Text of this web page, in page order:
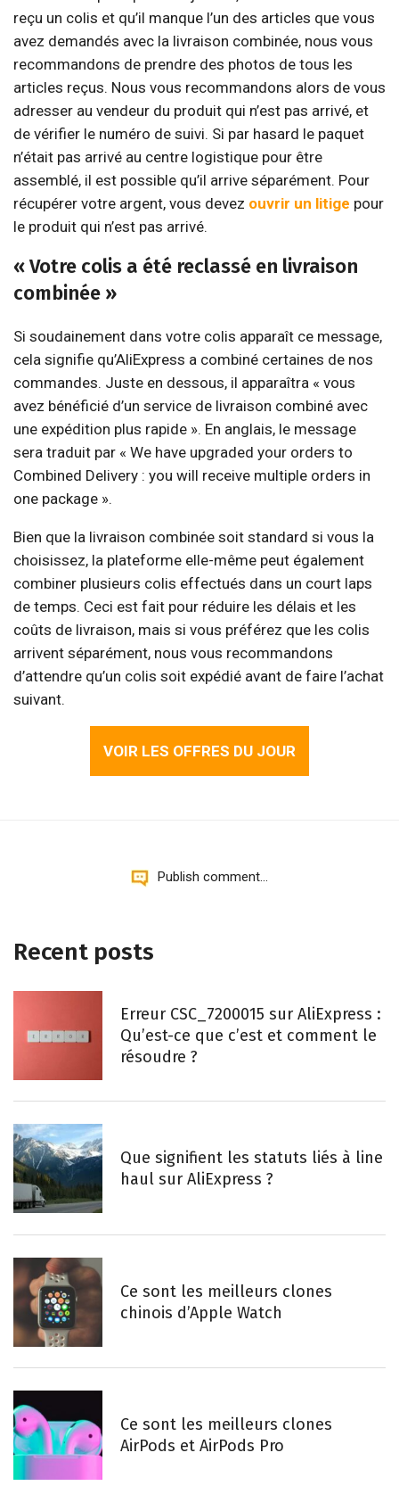
reçu un colis et qu’il manque l’un des articles que vous
avez demandés avec la livraison combinée, nous vous
recommandons de prendre des photos de tous les
articles reçus. Nous vous recommandons alors de vous
adresser au vendeur du produit qui n’est pas arrivé, et
de vérifier le numéro de suivi. Si par hasard le paquet
n’était pas arrivé au centre logistique pour être
assemblé, il est possible qu’il arrive séparément. Pour
récupérer votre argent, vous devez ouvrir un litige pour
le produit qui n’est pas arrivé.
« Votre colis a été reclassé en livraison
combinée »
Si soudainement dans votre colis apparaît ce message,
cela signifie qu’AliExpress a combiné certaines de nos
commandes. Juste en dessous, il apparaîtra « vous
avez bénéficié d’un service de livraison combiné avec
une expédition plus rapide ». En anglais, le message
sera traduit par « We have upgraded your orders to
Combined Delivery : you will receive multiple orders in
one package ».
Bien que la livraison combinée soit standard si vous la
choisissez, la plateforme elle-même peut également
combiner plusieurs colis effectués dans un court laps
de temps. Ceci est fait pour réduire les délais et les
coûts de livraison, mais si vous préférez que les colis
arrivent séparément, nous vous recommandons
d’attendre qu’un colis soit expédié avant de faire l’achat
suivant.
VOIR LES OFFRES DU JOUR
Publish comment...
Recent posts
Erreur CSC_7200015 sur AliExpress :
Qu’est-ce que c’est et comment le
résoudre ?
Que signifient les statuts liés à line
haul sur AliExpress ?
Ce sont les meilleurs clones
chinois d’Apple Watch
Ce sont les meilleurs clones
AirPods et AirPods Pro